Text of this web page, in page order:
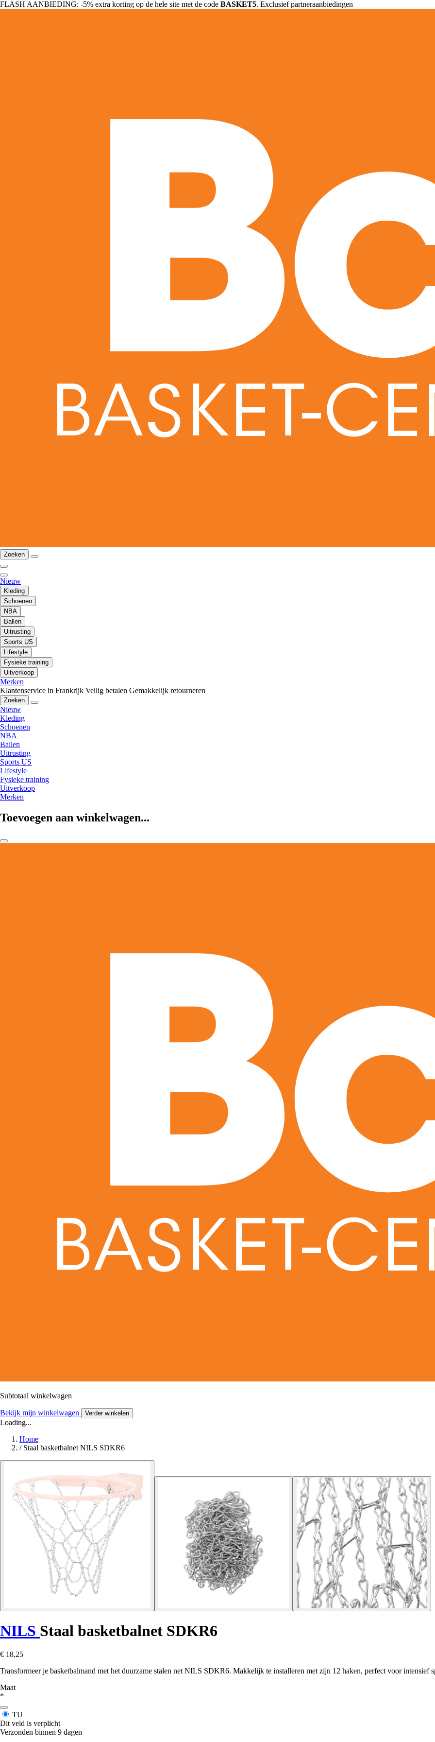
FLASH AANBIEDING: -5% extra korting op de hele site met de code BASKET5. Exclusief partneraanbiedingen
Zoeken
Nieuw
Kleding
Schoenen
NBA
Ballen
Uitrusting
Sports US
Lifestyle
Fysieke training
Uitverkoop
Merken
Klantenservice in Frankrijk Veilig betalen Gemakkelijk retourneren
Zoeken
Nieuw
Kleding
Schoenen
NBA
Ballen
Uitrusting
Sports US
Lifestyle
Fysieke training
Uitverkoop
Merken
Toevoegen aan winkelwagen...
Subtotaal winkelwagen
Bekijk mijn winkelwagen Verder winkelen
Loading...
Home
/ Staal basketbalnet NILS SDKR6
NILS Staal basketbalnet SDKR6
€ 18,25
Transformeer je basketbalmand met het duurzame stalen net NILS SDKR6. Makkelijk te installeren met zijn 12 haken, perfect voor intensief
Maat
*
TU
Dit veld is verplicht
Verzonden binnen 9 dagen